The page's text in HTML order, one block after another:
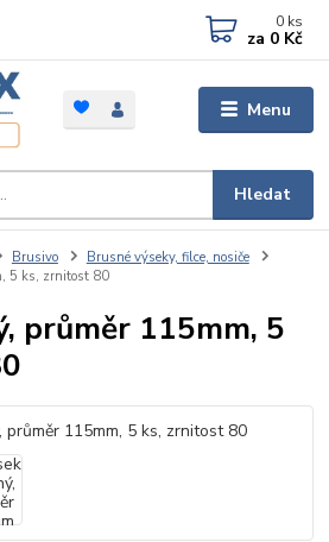
Menu
Hledat
0 ks
za 0 Kč
Brusivo
Brusné výseky, filce, nosiče
5 ks, zrnitost 80
průměr 115mm, 5